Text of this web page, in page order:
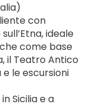
con
ideale
come base
il Teatro Antico
le escursioni
Sicilia e a